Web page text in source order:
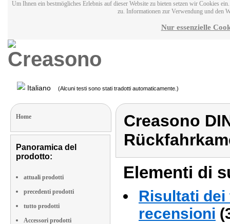
Um Ihnen ein bestmögliches Erlebnis auf dieser Website zu bieten setzen wir Cookies
zu. Informationen zur Verwendung und den
Nur essenzielle
Italiano (Alcuni testi sono stati tradotti automaticamente.)
Home
Panoramica del
prodotto:
attuali prodotti
precedenti prodotti
tutto prodotti
Accessori prodotti
Creasono
Elementi di
Risultati
recensioni